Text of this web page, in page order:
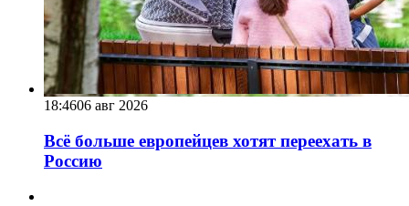
18:4606 авг 2026
Всё больше европейцев хотят переехать в
Россию